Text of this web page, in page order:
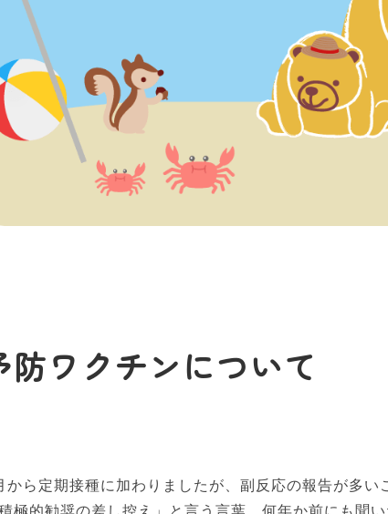
ワクチンについて
ら定期接種に加わりましたが、副反応の報告が多